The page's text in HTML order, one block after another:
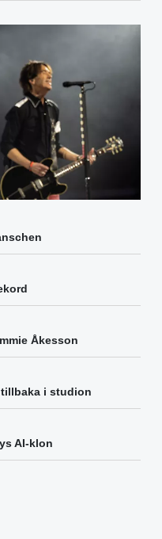
Åkesson
i studion
AI-klon